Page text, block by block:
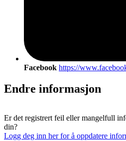
Facebook https://
Endre informasjon
Er det registrert feil eller mangelfull
din?
Logg deg inn her for å oppdatere